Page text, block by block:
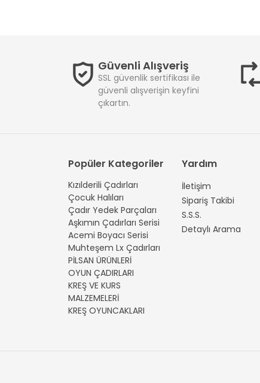
Güvenli Alışveriş
SSL güvenlik sertifikası ile
güvenli alışverişin keyfini
çıkartın.
Popüler Kategoriler
Kızılderili Çadırları
Çocuk Halıları
Çadır Yedek Parçaları
Aşkımın Çadırları Serisi
Acemi Boyacı Serisi
Muhteşem Lx Çadırları
PİLSAN ÜRÜNLERİ
OYUN ÇADIRLARI
KREŞ VE KURS
MALZEMELERİ
KREŞ OYUNCAKLARI
Yardım
İletişim
Sipariş Takibi
S.S.S.
Detaylı Arama